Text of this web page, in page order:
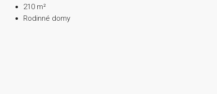
210 m²
Rodinné domy